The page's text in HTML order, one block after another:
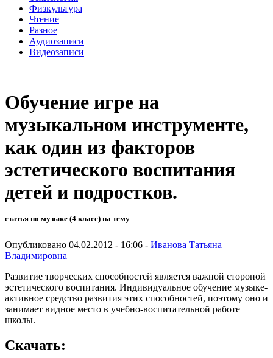
Физкультура
Чтение
Разное
Аудиозаписи
Видеозаписи
Обучение игре на
музыкальном инструменте,
как один из факторов
эстетического воспитания
детей и подростков.
статья по музыке (4 класс) на тему
Опубликовано 04.02.2012 - 16:06 - Иванова Татьяна
Владимировна
Развитие творческих способностей является важной стороной
эстетического воспитания. Индивидуальное обучение музыке-
активное средство развития этих способностей, поэтому оно и
занимает видное место в учебно-воспитательной работе
школы.
Скачать: